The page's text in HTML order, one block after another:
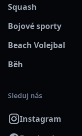
Squash
Bojové sporty
Beach Volejbal
Běh
Sleduj nás
Instagram